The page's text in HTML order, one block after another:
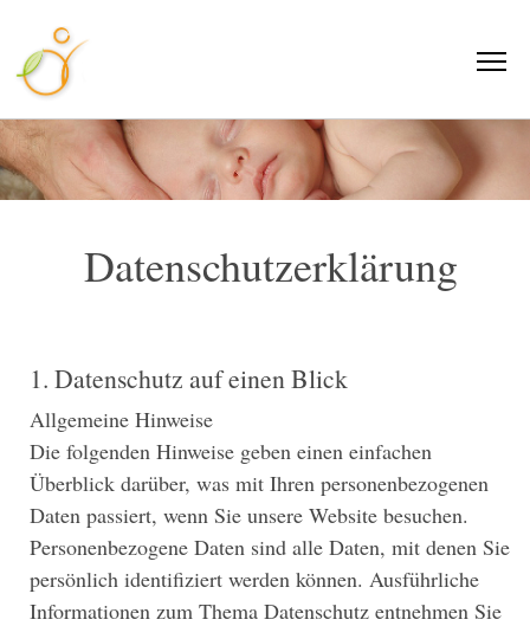
Datenschutzerklärung
1. Datenschutz auf einen Blick
Allgemeine Hinweise
Die folgenden Hinweise geben einen einfachen
Überblick darüber, was mit Ihren personenbezogenen
Daten passiert, wenn Sie unsere Website besuchen.
Personenbezogene Daten sind alle Daten, mit denen Sie
persönlich identifiziert werden können. Ausführliche
Informationen zum Thema Datenschutz entnehmen Sie